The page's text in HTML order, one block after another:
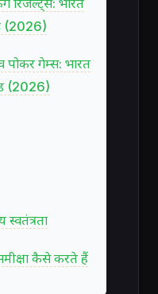
(2026)
पोकर गेम्स: भारत
(2026)
कैसे करते हैं